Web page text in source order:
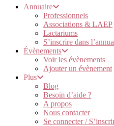
Annuaire
Professionnels
Associations & LAEP
Lactariums
S’inscrire dans
Évènements
Voir les évènements
Ajouter un évènement
Plus
Blog
Besoin d’aide ?
A propos
Nous contacter
Se connecter /